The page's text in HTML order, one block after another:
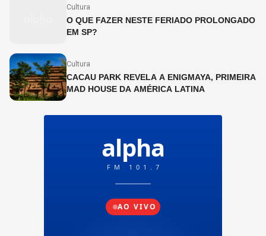
Cultura
O QUE FAZER NESTE FERIADO PROLONGADO
EM SP?
Cultura
CACAU PARK REVELA A ENIGMAYA, PRIMEIRA
MAD HOUSE DA AMÉRICA LATINA